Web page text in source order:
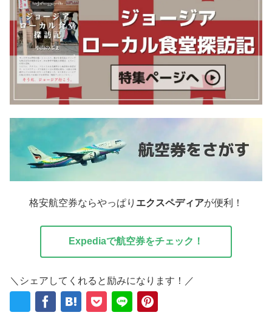
格安航空券ならやっぱり エクスペディアが便利！
Expediaで航空券をチェック！
＼シェアしてくれると励みになります！／